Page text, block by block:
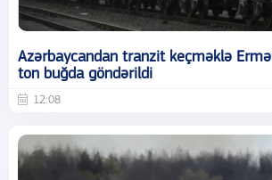
Azərbaycandan tranzit keçməklə
ton buğda göndərildi
12:08